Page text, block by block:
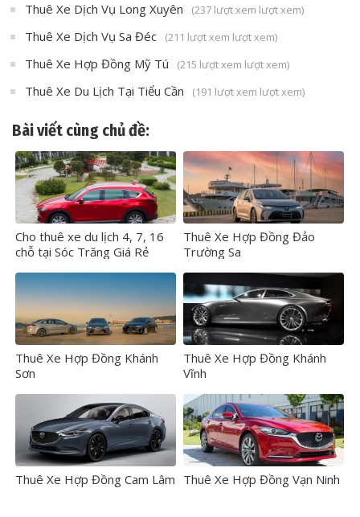
Thuê Xe Dịch Vụ Long Xuyên (237 lượt xem lượt xem)
Thuê Xe Dịch Vụ Sa Đéc (211 lượt xem lượt xem)
Thuê Xe Hợp Đồng Mỹ Tú (215 lượt xem lượt xem)
Thuê Xe Du Lịch Tại Tiểu Cần (191 lượt xem lượt xem)
Bài viết cùng chủ đề:
Cho thuê xe du lịch 4, 7, 16
chỗ tại Sóc Trăng Giá Rẻ
Thuê Xe Hợp Đồng Đảo
Trường Sa
Thuê Xe Hợp Đồng Khánh
Sơn
Thuê Xe Hợp Đồng Khánh
Vĩnh
Thuê Xe Hợp Đồng Cam Lâm Thuê Xe Hợp Đồng Vạn Ninh